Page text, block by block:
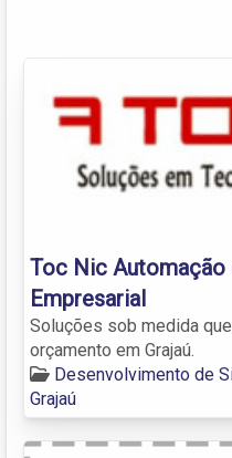
Toc Nic Automação
Empresarial
Soluções sob medida
orçamento em Grajaú.
Desenvolvimento de
Grajaú